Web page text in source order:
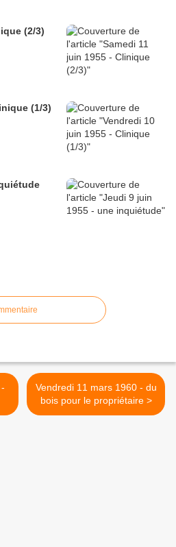
(2/3)
(1/3)
Vendredi 11 mars 1960 - du
bois pour le propriétaire >